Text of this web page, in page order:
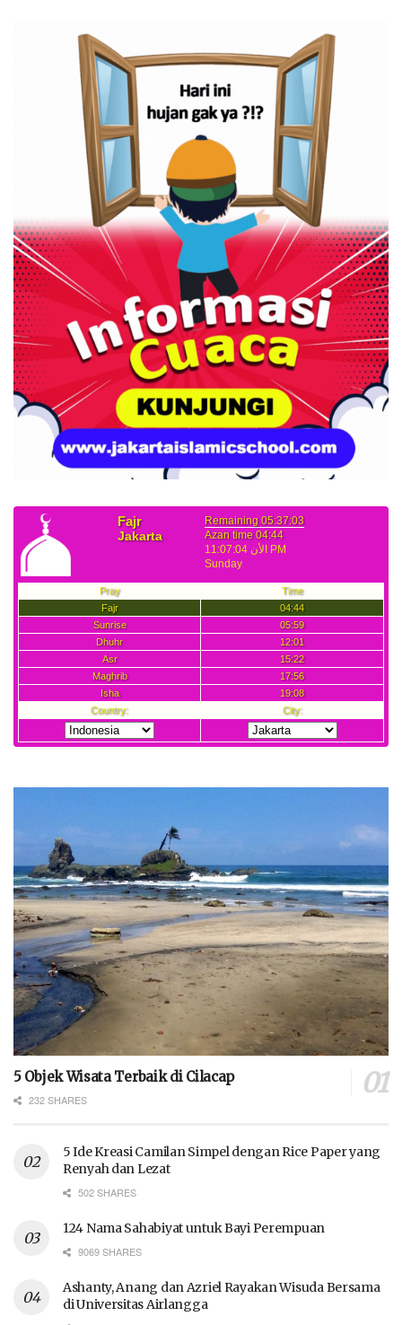
5 Objek Wisata Terbaik di Cilacap
232 SHARES
5 Ide Kreasi Camilan Simpel dengan Rice Paper yang
Renyah dan Lezat
502 SHARES
124 Nama Sahabiyat untuk Bayi Perempuan
9069 SHARES
Ashanty, Anang dan Azriel Rayakan Wisuda Bersama
di Universitas Airlangga